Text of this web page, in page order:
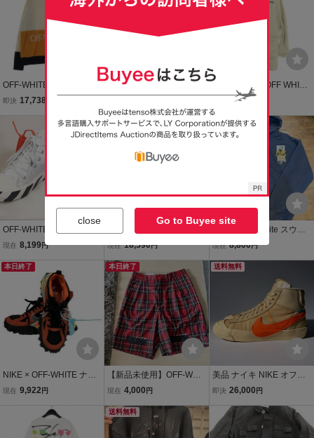
OFF-WHITE オフホワイト
21AW バイカラー ロゴエ
ックニット セーター マル
チカラー OMHE048F21K
NI001
即決 17,738
OFF-WHITE オフホワイト
Tシャツ ホワイト 白 サイ
ズ:S 20SS 絵画グラフィ
ック アロー スリム Tシャ
ツ CARAVAGGIO ARRO
オフホワイト OFF WHITE
スウェット ドレス ワンピ
ース パーカー S 白 ホワイ
ト /SS ■OS レディース
3,293
OFF-WHITE オフホワイト
20SSアローロゴキャンバ
現在 8,199 円
本日終了
マメクロゴウチ Mame Ku
ロイダード チュニック 2
ベージュ／トップス 【24
00015107820】
現在 18,590円
【美品】off-white スウェ
ットパーカー サイズXS
S SUMMER OVER HOOD
IE サマーオーバー フーデ
現在 8,800円
本日終了
NIKE × OFF-WHITE ナイ
キ × オフホワイト Air Terr
スニーカー DQ1615-800
27cm 中古 T11487225
現在 9,922 円
本日終了
【新品未使用】OFF-WHIT
E オフホワイト × fragmen
フブラック チェック ショ
ーツ POOL 青山
現在 4,000 円
送料無料
美品 ナイキ NIKE オフホ
ワイト Off-White ブレーザ
7cm BLAZER MID AA383
2 700 シューズ ミッドカ
即決 26,000 円
送料無料
close Go to Buyee site